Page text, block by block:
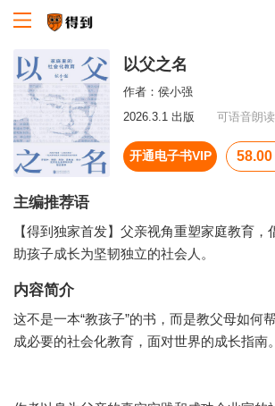
以父之名
作者： 侯小强
2026.3.1 出版
可语音朗读
开通电子书VIP 58.00
主编推荐语
【得到独家首发】父亲视角重塑家庭教育，
助孩子成长为坚韧独立的社会人。
内容简介
这不是一本“教孩子”的书，而是教父母如何
成必要的社会化教育，面对世界的成长指南。